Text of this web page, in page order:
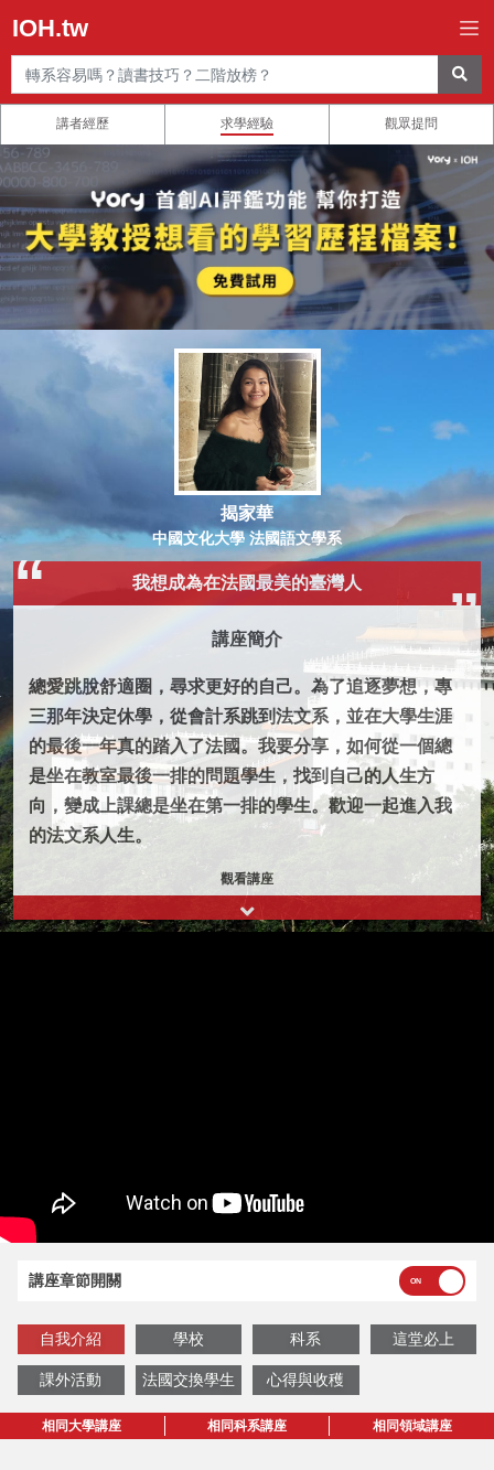
IOH.tw
講者經歷 求學經驗 觀眾提問
揭家華
中國文化大學 法國語文學系
我想成為在法國最美的臺灣人
講座簡介
總愛跳脫舒適圈，尋求更好的自己。為了追逐夢想，專
三那年決定休學，從會計系跳到法文系，並在大學生涯
的最後一年真的踏入了法國。我要分享，如何從一個總
是坐在教室最後一排的問題學生，找到自己的人生方
向，變成上課總是坐在第一排的學生。歡迎一起進入我
的法文系人生。
觀看講座
講座章節開關
自我介紹 學校 科系 這堂必上
課外活動 法國交換學生 心得與收穫
相同大學講座 相同科系講座 相同領域講座